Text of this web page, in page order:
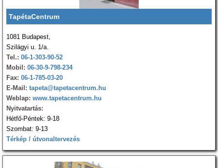
TapétaCentrum
1081 Budapest,
Szilágyi u. 1/a.
Tel.: 06-1-303-90-52
Mobil: 06-30-9-798-234
Fax: 06-1-785-03-20
E-Mail: tapeta@tapetacentrum.hu
Weblap: www.tapetacentrum.hu
Nyitvatartás:
Hétfő-Péntek: 9-18
Szombat: 9-13
Térkép / útvonaltervezés